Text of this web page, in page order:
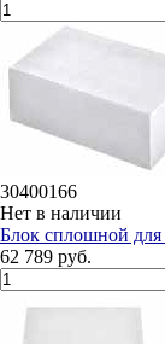
30400166
Нет в наличии
Блок сплошной
62 789 руб.